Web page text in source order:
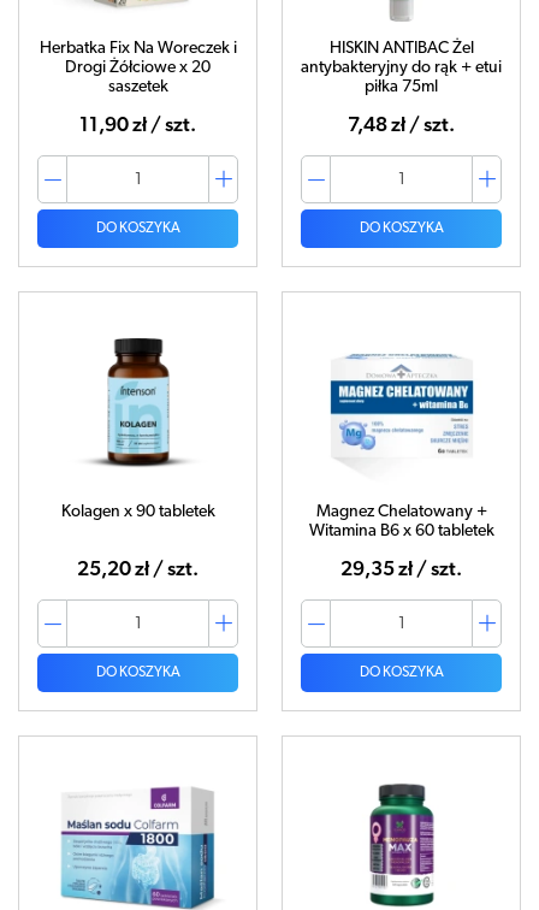
Herbatka Fix Na Woreczek i
Drogi Żółciowe x 20
saszetek
11,90 zł / szt.
DO KOSZYKA
HISKIN ANTIBAC Żel
antybakteryjny do rąk + etui
piłka 75ml
7,48 zł / szt.
DO KOSZYKA
Kolagen x 90 tabletek
25,20 zł / szt.
DO KOSZYKA
Magnez Chelatowany +
Witamina B6 x 60 tabletek
29,35 zł / szt.
DO KOSZYKA